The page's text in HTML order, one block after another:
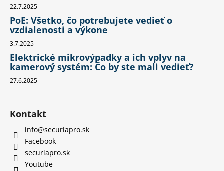
22.7.2025
PoE: Všetko, čo potrebujete vedieť o
vzdialenosti a výkone
3.7.2025
Elektrické mikrovýpadky a ich vplyv na
kamerový systém: Čo by ste mali vedieť?
27.6.2025
Kontakt
info@securiapro.sk
Facebook
securiapro.sk
Youtube